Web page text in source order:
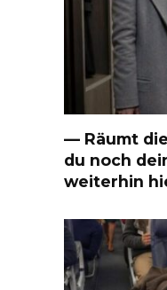
— Räumt
du noch
weiterhin